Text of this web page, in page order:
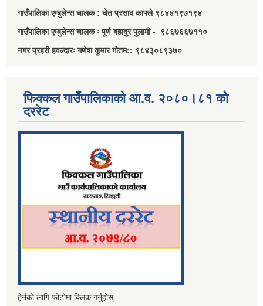
गाउँपालिका एम्बुलेन्स चालक : चेत प्रसाद काफ्ले ९८४४१९७१९४
गाउँपालिका एम्बुलेन्स चालक ः पूर्ण बहादुर पुलामी - ९८६७६६७११०
नगर प्रहरी हवल्दारः गणेश कुमार गौतम:: ९८४३०८९३७०
फिक्कल गाउँपालिकाको आ.व. २०८०।८१ को
दररेट
हेर्नको लागि फोटोमा क्लिक गर्नुहोस्